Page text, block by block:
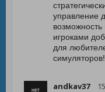
управление
возможность
игроками
для
симуляторов!
andkav37